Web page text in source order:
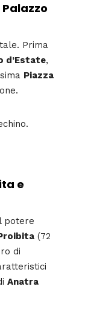
Palazzo
Prima
d’Estate,
Piazza
e
potere
(72
di
Anatra